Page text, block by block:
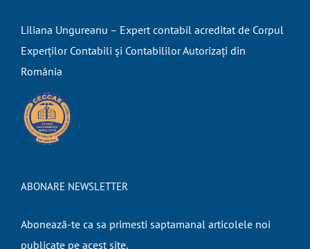
Liliana Ungureanu – Expert contabil acreditat de Corpul
Experților Contabili și Contabililor Autorizați din
România
ABONARE NEWSLETTER
Abonează-te ca sa primesti saptamanal articolele noi
publicate pe acest site.